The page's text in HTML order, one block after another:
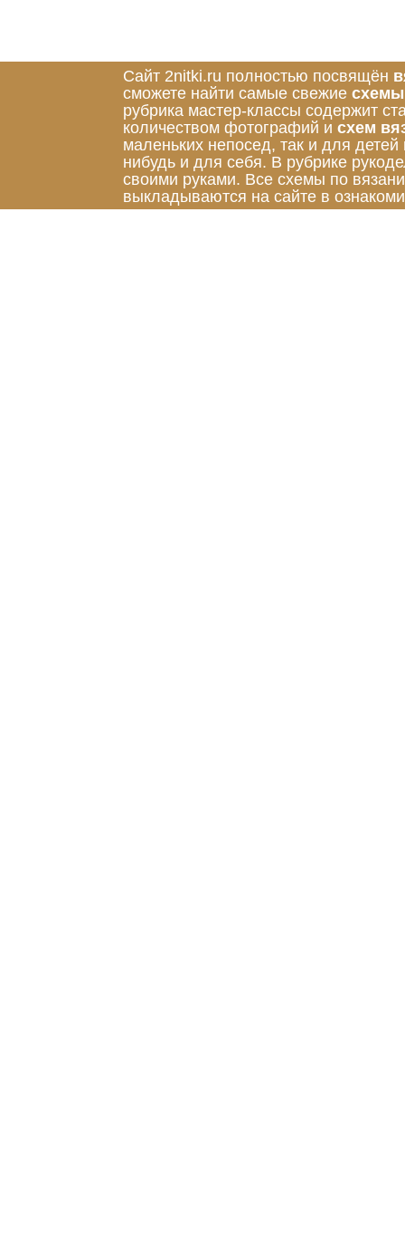
Сайт 2nitki.ru полностью посвящён
сможете найти самые свежие схемы
рубрика мастер-классы содержит
количеством фотографий и схем
маленьких непосед, так и для
нибудь и для себя. В рубрике
своими руками. Все схемы по
выкладываются на сайте в